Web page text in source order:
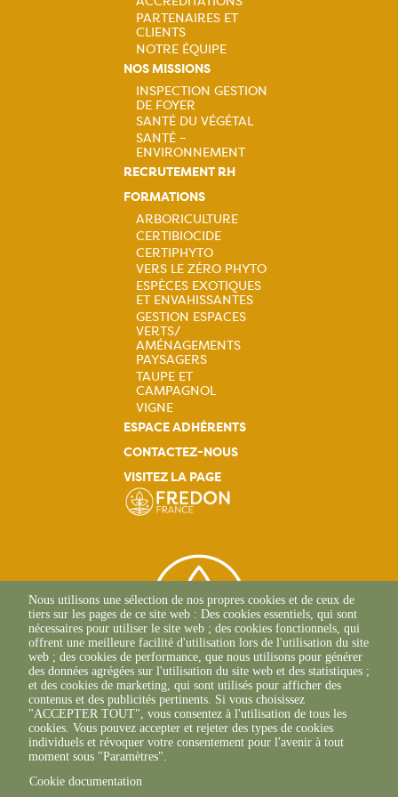
PARTENAIRES ET
CLIENTS
NOTRE ÉQUIPE
NOS MISSIONS
Navigation
principale
INSPECTION GESTION
DE FOYER
SANTÉ DU VÉGÉTAL
SANTÉ –
ENVIRONNEMENT
RECRUTEMENT RH
FORMATIONS
Navigation
principale
ARBORICULTURE
CERTIBIOCIDE
CERTIPHYTO
VERS LE ZÉRO PHYTO
ESPÈCES EXOTIQUES
ET ENVAHISSANTES
GESTION ESPACES
VERTS/
AMÉNAGEMENTS
PAYSAGERS
TAUPE ET
CAMPAGNOL
VIGNE
ESPACE ADHÉRENTS
CONTACTEZ-NOUS
VISITEZ LA PAGE
2 Allée Du Lazio
69800 SAINT-PRIEST
+33(0)4 37 43 40 70
Nous utilisons une sélection de nos propres cookies et de ceux de
tiers sur les pages de ce site web : Des cookies essentiels, qui sont
nécessaires pour utiliser le site web ; des cookies fonctionnels, qui
offrent une meilleure facilité d'utilisation lors de l'utilisation du site
web ; des cookies de performance, que nous utilisons pour générer
des données agrégées sur l'utilisation du site web et des statistiques ;
et des cookies de marketing, qui sont utilisés pour afficher des
contenus et des publicités pertinents. Si vous choisissez
"ACCEPTER TOUT", vous consentez à l'utilisation de tous les
cookies. Vous pouvez accepter et rejeter des types de cookies
individuels et révoquer votre consentement pour l'avenir à tout
moment sous "Paramètres".
Cookie documentation